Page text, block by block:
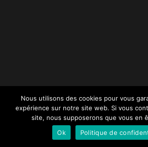
Nous utilisons des cookies pour vous
expérience sur notre site web. Si vous
site, nous supposerons que vous en
Ok
Politique de